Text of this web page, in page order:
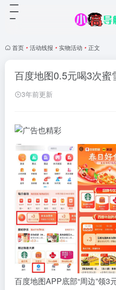
首页 • 活动线报 • 实物活动 • 正文
百度地图0.5元喝3次蜜
3年前更新
百度地图APP底部“周边”领3